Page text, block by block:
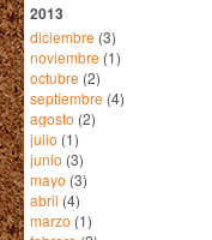
2013
diciembre (3)
noviembre (1)
octubre (2)
septiembre (4)
agosto (2)
julio (1)
junio (3)
mayo (3)
abril (4)
marzo (1)